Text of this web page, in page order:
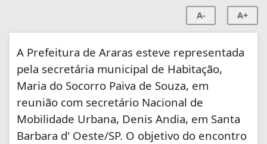
A- A+
A Prefeitura de Araras esteve representada
pela secretária municipal de Habitação,
Maria do Socorro Paiva de Souza, em
reunião com secretário Nacional de
Mobilidade Urbana, Denis Andia, em Santa
Barbara d' Oeste/SP. O objetivo do encontro